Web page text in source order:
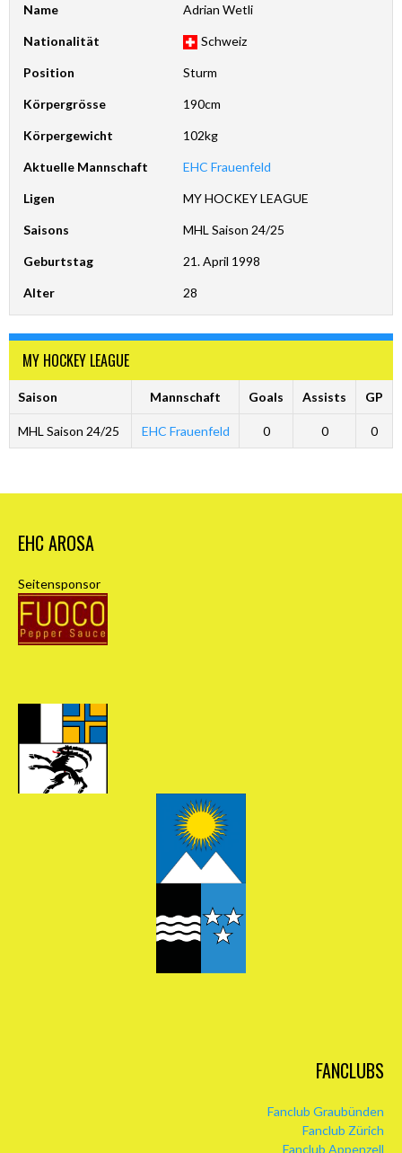
Name Adrian Wetli
Nationalität Schweiz
Position Sturm
Körpergrösse 190cm
Körpergewicht 102kg
Aktuelle Mannschaft EHC Frauenfeld
Ligen MY HOCKEY LEAGUE
Saisons MHL Saison 24/25
Geburtstag 21. April 1998
Alter 28
MY HOCKEY LEAGUE
Saison Mannschaft Goals Assists GP
MHL Saison 24/25 EHC Frauenfeld 0 0 0
EHC AROSA
Seitensponsor
FANCLUBS
Fanclub Graubünden
Fanclub Zürich
Fanclub Appenzell